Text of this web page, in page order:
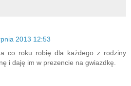
2013 12:53
co roku robię dla każdego z rodziny
i daję im w prezencie na gwiazdkę.